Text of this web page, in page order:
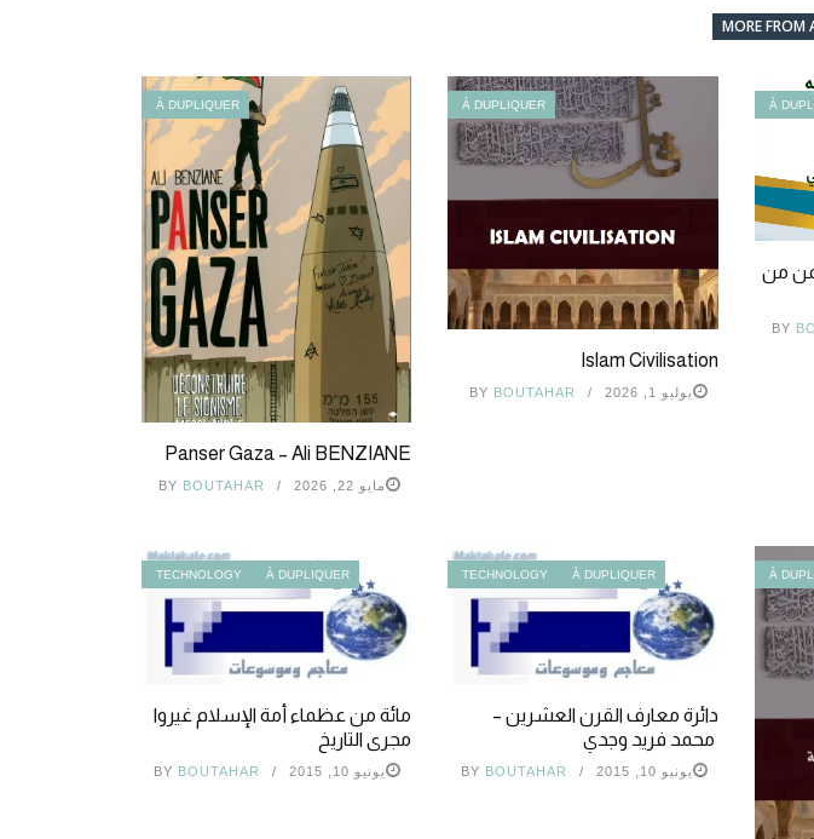
MORE FROM
À DUPLIQUER
Panser Gaza – Ali BENZIANE
مايو 22, 2026 BY BOUTAHAR
À DUPLIQUER
Islam Civilisation
يوليو 1, 2026 BY BOUTAHAR
À
من
BY
À DUPLIQUER
TECHNOLOGY
مائة من عظماء أمة الإسلام غيروا
مجرى التاريخ
يونيو 10, 2015 BY BOUTAHAR
À DUPLIQUER
TECHNOLOGY
دائرة معارف القرن العشرين –
محمد فريد وجدي
يونيو 10, 2015 BY BOUTAHAR
À